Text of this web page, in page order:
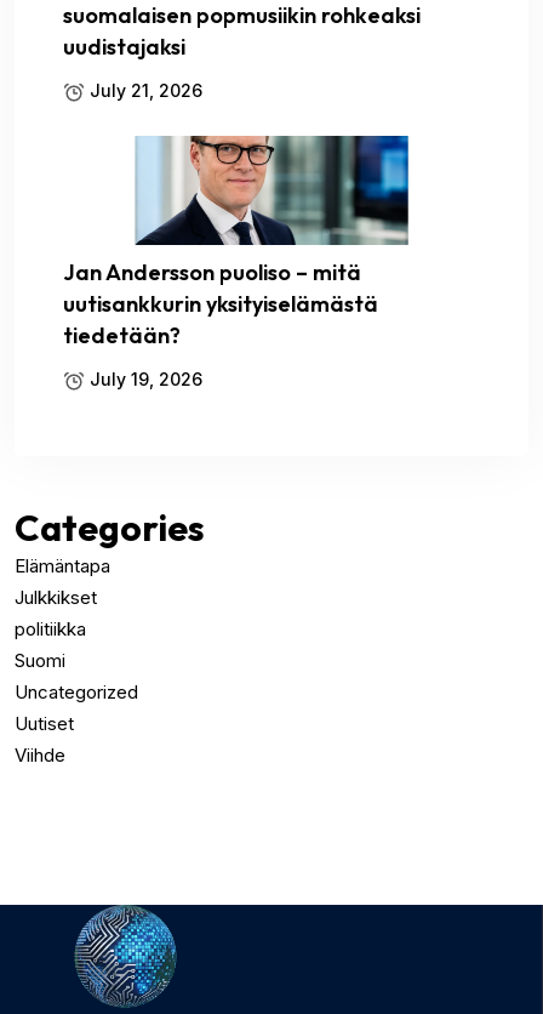
suomalaisen popmusiikin rohkeaksi
uudistajaksi
July 21, 2026
Jan Andersson puoliso – mitä
uutisankkurin yksityiselämästä
tiedetään?
July 19, 2026
Categories
Elämäntapa
Julkkikset
politiikka
Suomi
Uncategorized
Uutiset
Viihde